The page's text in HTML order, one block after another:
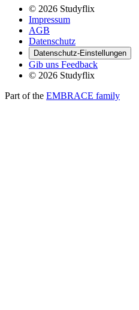
© 2026 Studyflix
Impressum
AGB
Datenschutz
Datenschutz-Einstellungen
Gib uns Feedback
© 2026 Studyflix
Part of the EMBRACE family